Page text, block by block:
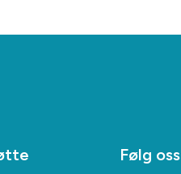
Følg oss